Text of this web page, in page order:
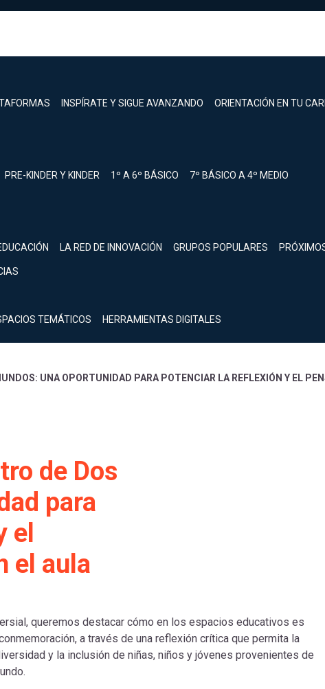
INSPÍRATE Y SIGUE AVANZANDO ORIENTACIÓN EN TU
PRE-KINDER Y KINDER 1º A 6º BÁSICO 7º BÁSICO A 4º MEDIO
LA RED DE INNOVACIÓN GRUPOS POPULARES
TEMÁTICOS HERRAMIENTAS DIGITALES
UNA OPORTUNIDAD PARA POTENCIAR LA REFLEXIÓN Y EL
de Dos
para
el
el aula
queremos destacar cómo en los espacios educativos es
a través de una reflexión crítica que permita la
y la inclusión de niñas, niños y jóvenes provenientes de
Inicia sesión.